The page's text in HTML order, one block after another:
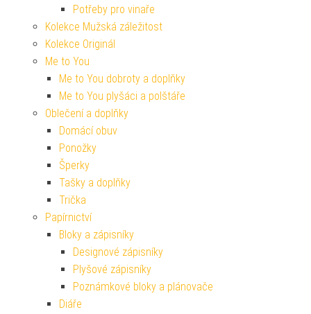
Potřeby pro vinaře
Kolekce Mužská záležitost
Kolekce Originál
Me to You
Me to You dobroty a doplňky
Me to You plyšáci a polštáře
Oblečení a doplňky
Domácí obuv
Ponožky
Šperky
Tašky a doplňky
Trička
Papírnictví
Bloky a zápisníky
Designové zápisníky
Plyšové zápisníky
Poznámkové bloky a plánovače
Diáře